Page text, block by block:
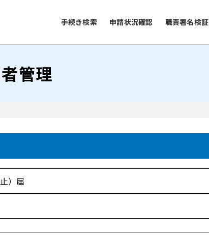
手続き検索 申請状況確認 職責署名検証
管理
）届